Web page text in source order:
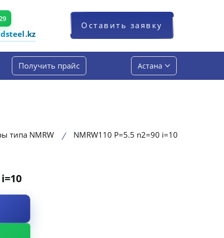
Оставить заявку
Получить прайс Астана
типа NMRW NMRW110 P=5.5 n2=90 i=10